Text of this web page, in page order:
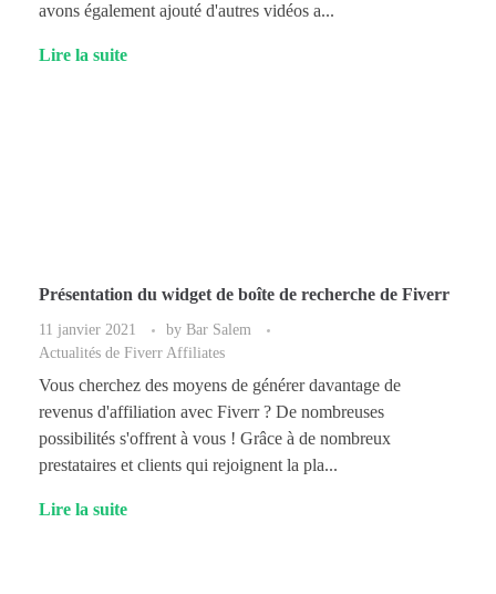
avons également ajouté d'autres vidéos a...
Lire la suite
Présentation du widget de boîte de recherche de Fiverr
11 janvier 2021 by Bar Salem
Actualités de Fiverr Affiliates
Vous cherchez des moyens de générer davantage de
revenus d'affiliation avec Fiverr ? De nombreuses
possibilités s'offrent à vous ! Grâce à de nombreux
prestataires et clients qui rejoignent la pla...
Lire la suite